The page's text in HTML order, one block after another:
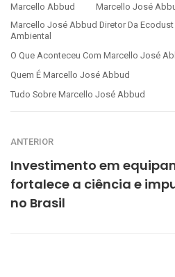
Marcello Abbud
Marcello José
Marcello José Abbud Diretor Da Ecodust
Ambiental
O Que Aconteceu Com Marcello José
Quem É Marcello José Abbud
Tudo Sobre Marcello José Abbud
ANTERIOR
Investimento em
fortalece a ciência e
no Brasil